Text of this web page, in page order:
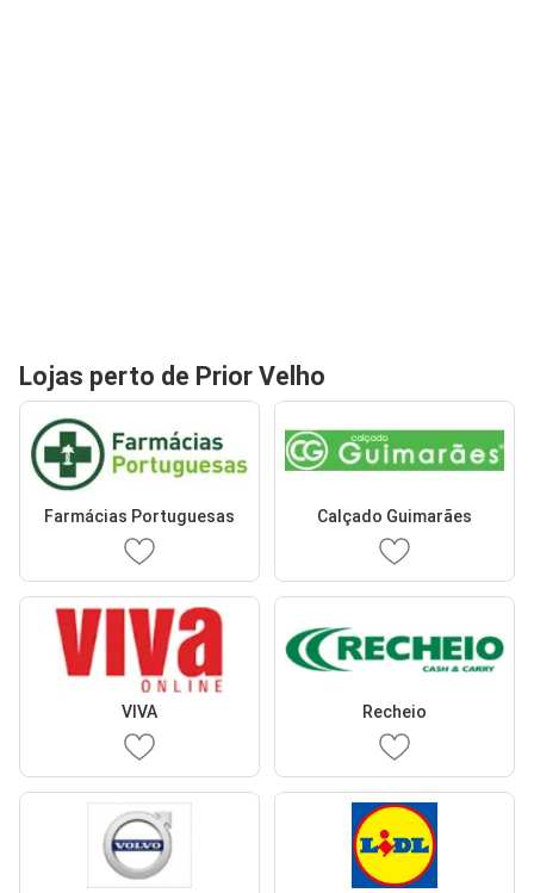
Lojas perto de Prior Velho
Farmácias Portuguesas Calçado Guimarães
VIVA Recheio